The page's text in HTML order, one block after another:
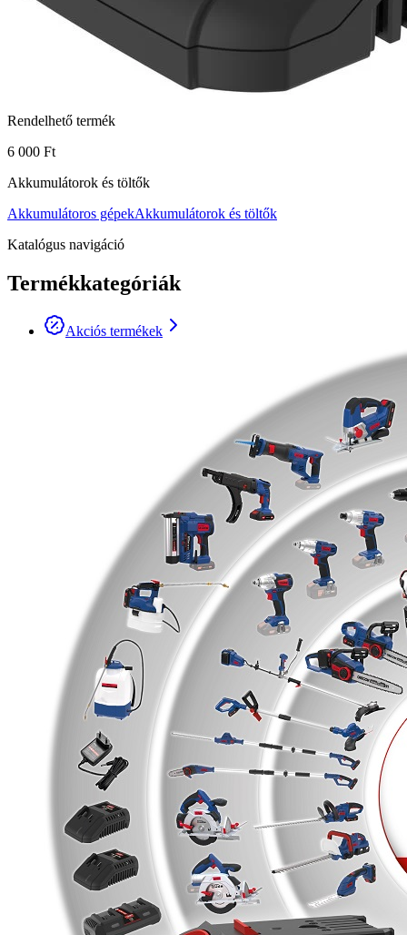
Rendelhető termék
6 000 Ft
Akkumulátorok és töltők
Akkumulátoros gépekAkkumulátorok és töltők
Katalógus navigáció
Termékkategóriák
Akciós termékek